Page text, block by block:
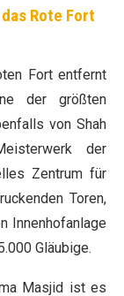
Rote Fort
Fort entfernt
der größten
von Shah
der
Zentrum für
Toren,
Innenhofanlage
Gläubige.
Masjid ist es